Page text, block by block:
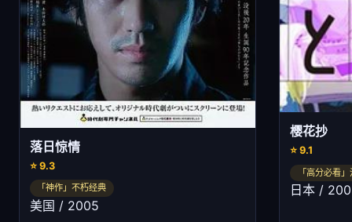
落日惊情
⭐ 9.3
「神作」不朽经典
美国 / 2005
樱花抄
⭐ 9.1
「高分必看
日本 /